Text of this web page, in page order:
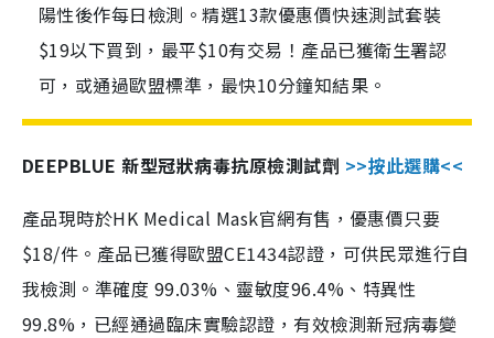
陽性後作每日檢測。精選13款優惠價快速測試套裝
$19以下買到，最平$10有交易！產品已獲衛生署認
可，或通過歐盟標準，最快10分鐘知結果。
DEEPBLUE 新型冠狀病毒抗原檢測試劑 >>按此選購<<
產品現時於HK Medical Mask官網有售，優惠價只要
$18/件。產品已獲得歐盟CE1434認證，可供民眾進行自
我檢測。準確度 99.03%、靈敏度96.4%、特異性
99.8%，已經通過臨床實驗認證，有效檢測新冠病毒變